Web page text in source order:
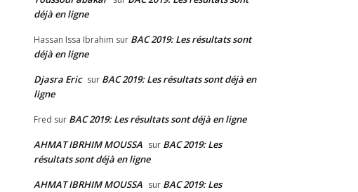
déjà en ligne
Hassan Issa Ibrahim sur BAC 2019: Les résultats sont
déjà en ligne
Djasra Eric sur BAC 2019: Les résultats sont déjà en
ligne
Fred sur BAC 2019: Les résultats sont déjà en ligne
AHMAT IBRHIM MOUSSA sur BAC 2019: Les
résultats sont déjà en ligne
AHMAT IBRHIM MOUSSA sur BAC 2019: Les